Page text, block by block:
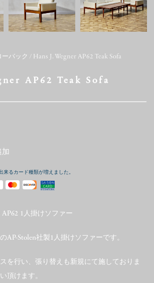
ーバック / Hans J. Wegner AP62 Teak Sofa
AP62 Teak Sofa
来るカード種類が増えました。
1人掛けソファー
AP-Stolen社製1人掛けソファーです。
を行い、張り替えも新規にて施しておりま
頂けます。